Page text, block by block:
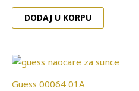
DODAJ U KORPU
Guess 00064 01A